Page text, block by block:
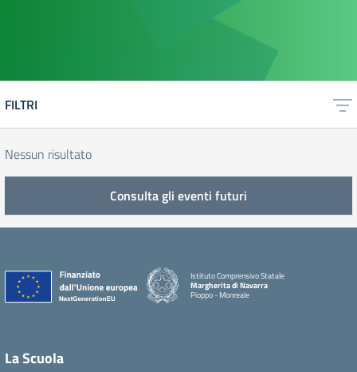
FILTRI
Nessun risultato
Consulta gli eventi futuri
Istituto Comprensivo Statale
Margherita di Navarra
Pioppo - Monreale
La Scuola